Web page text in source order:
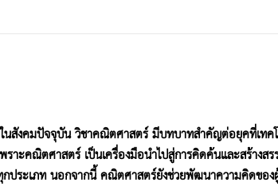
ในสังคมปัจจุบัน วิชาคณิตศาสตร์ มีบทบาทสำคัญต่อยุคที่เทคโ
ราะคณิตศาสตร์ เป็นเครื่องมือนำไปสู่การคิดค้นและสร้าง
ประเภท นอกจากนี้ คณิตศาสตร์ยังช่วยพัฒนาความคิดของ